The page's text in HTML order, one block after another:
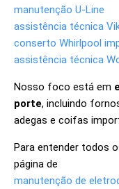
manutenção U-Line
assistência técnica
conserto Whirlpool
assistência técnica
Nosso foco está em
porte, incluindo
adegas e coifas
Para entender todos
página de
manutenção de